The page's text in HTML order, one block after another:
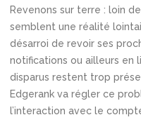
Revenons sur terre : loin
semblent une réalité
désarroi de revoir ses
notifications ou ailleurs en
disparus restent trop
Edgerank va régler ce
l’interaction avec le